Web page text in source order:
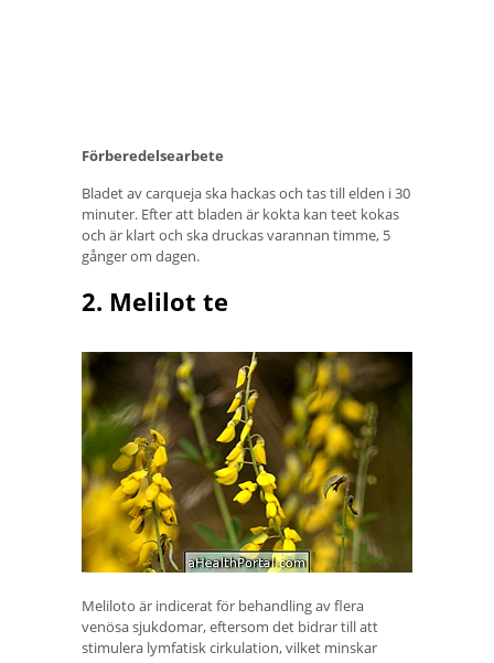
Förberedelsearbete
Bladet av carqueja ska hackas och tas till elden i 30
minuter. Efter att bladen är kokta kan teet kokas
och är klart och ska druckas varannan timme, 5
gånger om dagen.
2. Melilot te
Meliloto är indicerat för behandling av flera
venösa sjukdomar, eftersom det bidrar till att
stimulera lymfatisk cirkulation, vilket minskar